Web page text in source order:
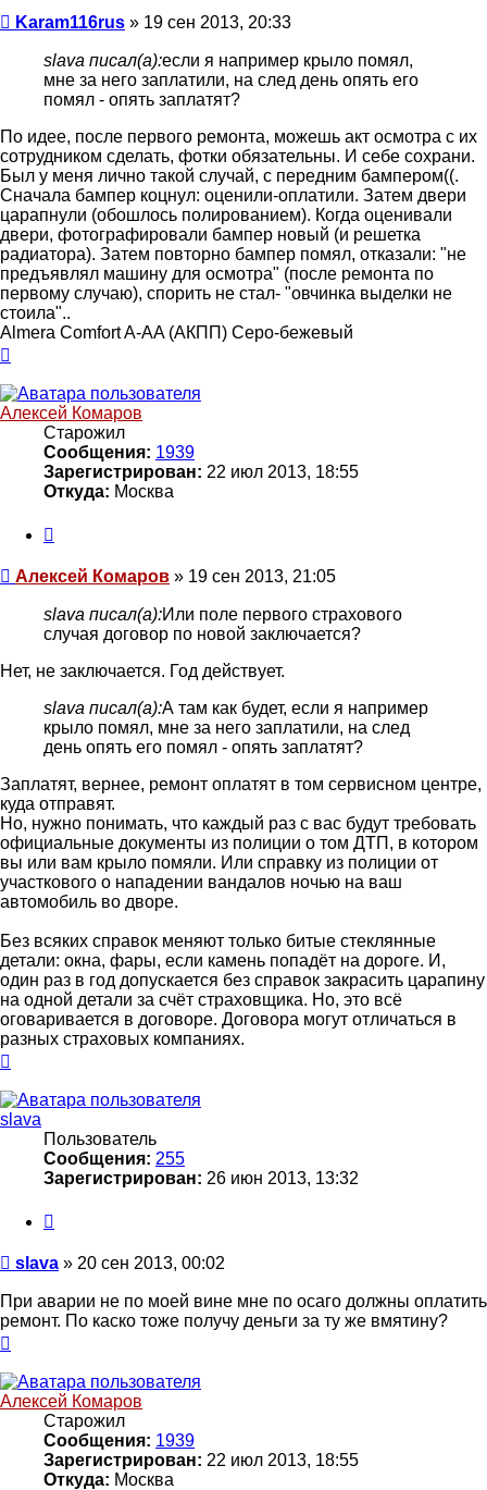
Сообщение
Karam116rus » 19 сен 2013, 20:33
slava писал(а):если я например крыло помял,
мне за него заплатили, на след день опять его
помял - опять заплатят?
По идее, после первого ремонта, можешь акт осмотра с их
сотрудником сделать, фотки обязательны. И себе сохрани.
Был у меня лично такой случай, с передним бампером((.
Сначала бампер коцнул: оценили-оплатили. Затем двери
царапнули (обошлось полированием). Когда оценивали
двери, фотографировали бампер новый (и решетка
радиатора). Затем повторно бампер помял, отказали: "не
предъявлял машину для осмотра" (после ремонта по
первому случаю), спорить не стал- "овчинка выделки не
стоила"..
Almera Comfort A-AA (АКПП) Серо-бежевый
началу
Алексей Комаров
Старожил
Сообщения: 1939
Зарегистрирован: 22 июл 2013, 18:55
Откуда: Москва
Сообщение
Алексей Комаров » 19 сен 2013, 21:05
slava писал(а):Или поле первого страхового
случая договор по новой заключается?
Нет, не заключается. Год действует.
slava писал(а):А там как будет, если я например
крыло помял, мне за него заплатили, на след
день опять его помял - опять заплатят?
Заплатят, вернее, ремонт оплатят в том сервисном центре,
куда отправят.
Но, нужно понимать, что каждый раз с вас будут требовать
официальные документы из полиции о том ДТП, в котором
вы или вам крыло помяли. Или справку из полиции от
участкового о нападении вандалов ночью на ваш
автомобиль во дворе.
Без всяких справок меняют только битые стеклянные
детали: окна, фары, если камень попадёт на дороге. И,
один раз в год допускается без справок закрасить царапину
на одной детали за счёт страховщика. Но, это всё
оговаривается в договоре. Договора могут отличаться в
разных страховых компаниях.
началу
slava
Пользователь
Сообщения: 255
Зарегистрирован: 26 июн 2013, 13:32
Сообщение
slava » 20 сен 2013, 00:02
При аварии не по моей вине мне по осаго должны оплатить
ремонт. По каско тоже получу деньги за ту же вмятину?
началу
Алексей Комаров
Старожил
Сообщения: 1939
Зарегистрирован: 22 июл 2013, 18:55
Откуда: Москва